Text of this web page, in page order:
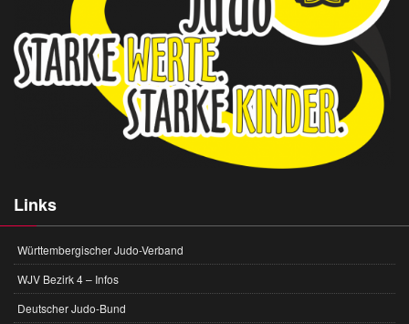
Links
Württembergischer Judo-Verband
WJV Bezirk 4 – Infos
Deutscher Judo-Bund